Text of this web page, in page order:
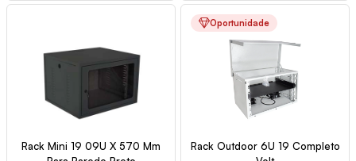
Rack Mini 19 09U X 570 Mm
Oportunidade
Rack Outdoor 6U 19 Completo